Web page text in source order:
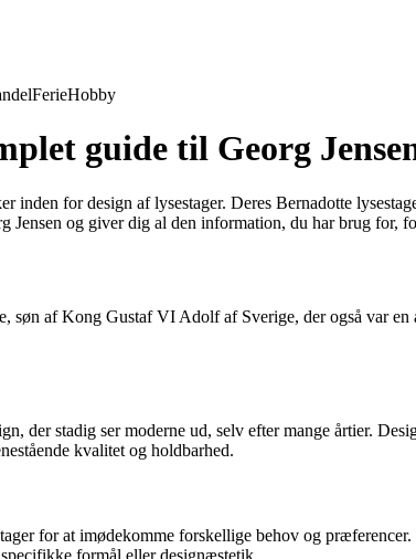
FerieHobby
guide til Georg
inden for design af lysestager. Deres Bernadotte
Jensen og giver dig al den information, du har brug for,
søn af Kong Gustaf VI Adolf af Sverige, der også var
der stadig ser moderne ud, selv efter mange årtier.
kvalitet og holdbarhed.
for at imødekomme forskellige behov og
formål eller designæstetik.